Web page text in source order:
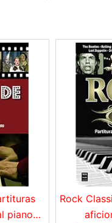
piano
Rock